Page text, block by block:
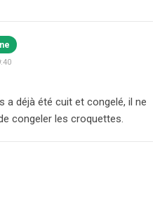
a déjà été cuit et congelé, il ne
congeler les croquettes.